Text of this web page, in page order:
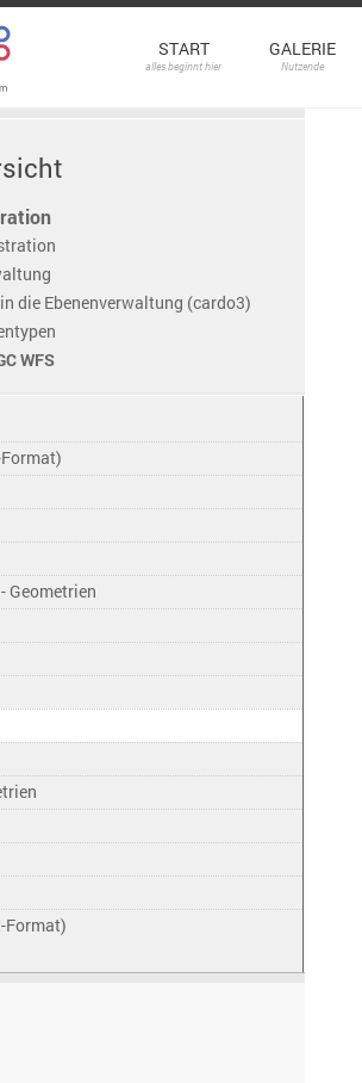
START
alles beginnt hier
GALERIE
Nutzende
die Ebenenverwaltung (cardo3)
WFS
Geometrien
Format)